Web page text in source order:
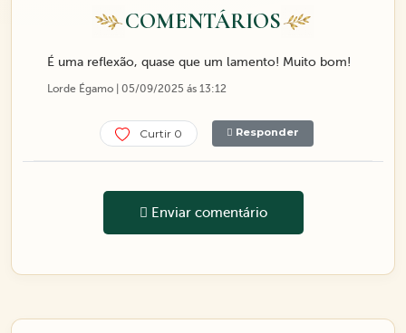
COMENTÁRIOS
É uma reflexão, quase que um lamento! Muito bom!
Lorde Égamo | 05/09/2025 ás 13:12
Curtir 0 Responder
Enviar comentário